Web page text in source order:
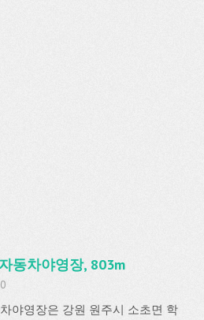
동차야영장, 803m
야영장은 강원 원주시 소초면 학